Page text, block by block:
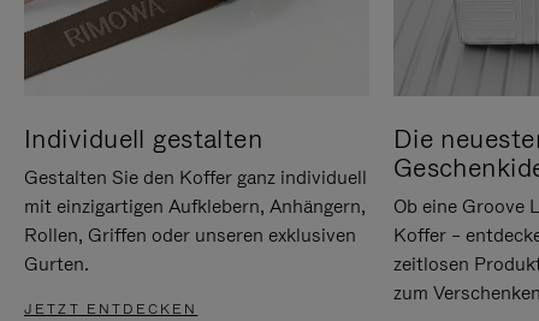
Individuell gestalten
Gestalten Sie den Koffer ganz individuell
mit einzigartigen Aufklebern, Anhängern,
Rollen, Griffen oder unseren exklusiven
Gurten.
JETZT ENTDECKEN
Die
Ob eine Groove
Koffer –
zeitlosen
zum